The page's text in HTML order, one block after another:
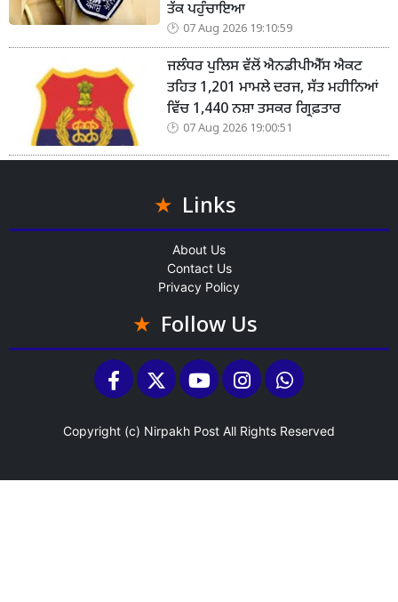
ਤੱਕ ਪਹੁੰਚਾਇਆ
07 Aug 2026 19:10:59
ਜਲੰਧਰ ਪੁਲਿਸ ਵੱਲੋਂ ਐਨਡੀਪੀਐੱਸ ਐਕਟ
ਤਹਿਤ 1,201 ਮਾਮਲੇ ਦਰਜ, ਸੱਤ ਮਹੀਨਿਆਂ
ਵਿੱਚ 1,440 ਨਸ਼ਾ ਤਸਕਰ ਗ੍ਰਿਫ਼ਤਾਰ
07 Aug 2026 19:00:51
Links
About Us
Contact Us
Privacy Policy
Follow Us
Copyright (c) Nirpakh Post All Rights Reserved